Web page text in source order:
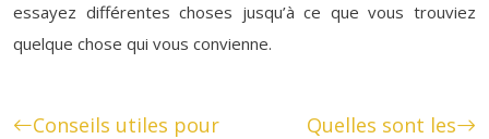
essayez différentes choses jusqu’à ce que vous trouviez
quelque chose qui vous convienne.
Conseils utiles pour
Quelles sont les